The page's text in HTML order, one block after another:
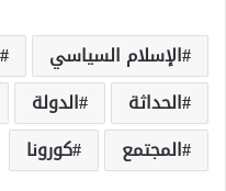
الإسلام السياسي
الحداثة
الدولة
المجتمع
كورونا